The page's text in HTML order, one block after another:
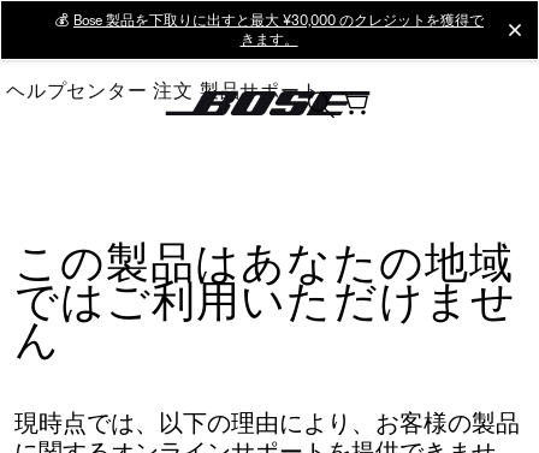
Main
💰 Bose 製品を下取りに出すと最大 ¥30,000 のクレジットを獲得で
きます。
ヘルプセンター 注文 製品サポート
この製品はあなたの地域
ではご利用いただけませ
ん
現時点では、以下の理由により、お客様の製品